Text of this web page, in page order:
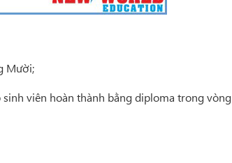
Mười;
viên hoàn thành bằng diploma trong vòng